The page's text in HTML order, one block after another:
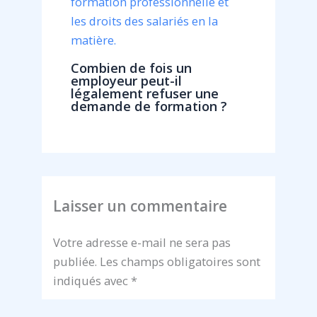
Combien de fois un
employeur peut-il
légalement refuser une
demande de formation ?
Laisser un commentaire
Votre adresse e-mail ne sera pas
publiée. Les champs obligatoires sont
indiqués avec *